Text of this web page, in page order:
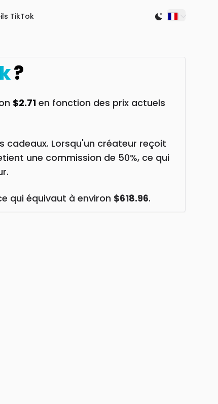
TikTok Switch to
?
$2.71 en fonction des prix actuels
Lorsqu'un créateur reçoit
une commission de 50%, ce qui
qui équivaut à environ $618.96.